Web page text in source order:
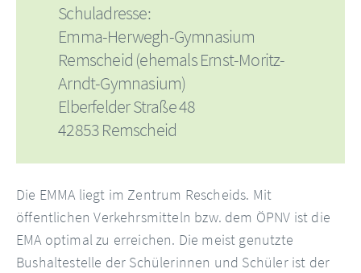
Schuladresse:
Emma-Herwegh-Gymnasium
Remscheid (ehemals Ernst-Moritz-
Arndt-Gymnasium)
Elberfelder Straße 48
42853 Remscheid
Die EMMA liegt im Zentrum Rescheids. Mit
öffentlichen Verkehrsmitteln bzw. dem ÖPNV ist die
EMA optimal zu erreichen. Die meist genutzte
Bushaltestelle der Schülerinnen und Schüler ist der